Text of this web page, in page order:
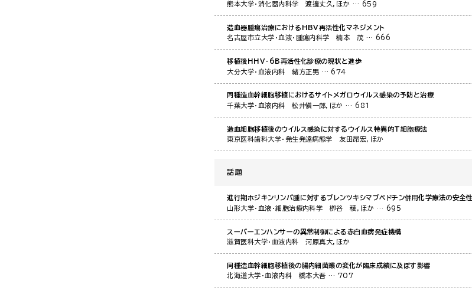
熊本大学・消化器内科学
渡邊丈久，ほか … 659
造血器腫瘍治療におけるHBV再活性化マネジメント
名古屋市立大学・血液・腫瘍内科学
楠本 茂 … 666
移植後HHV-6B再活性化診療の現状と進歩
大分大学・血液内科
緒方正男 … 674
同種造血幹細胞移植におけるサイトメガロウイルス感染の予防と治療
千葉大学・血液内科
松井愼一郎，ほか … 681
造血細胞移植後のウイルス感染に対するウイルス特異的T細胞療法
東京医科歯科大学・発生発達病態学
友田昂宏，ほか
話題
進行期ホジキンリンパ腫に対するブレンツキシマブベドチン併用化学療法の
山形大学・血液・細胞治療内科学
栁谷 稜，ほか … 695
スーパーエンハンサーの異常制御による赤白血病発症機構
滋賀医科大学・血液内科
河原真大，ほか
同種造血幹細胞移植後の腸内細菌叢の変化が臨床成績に及ぼす影響
北海道大学・血液内科
橋本大吾 … 707